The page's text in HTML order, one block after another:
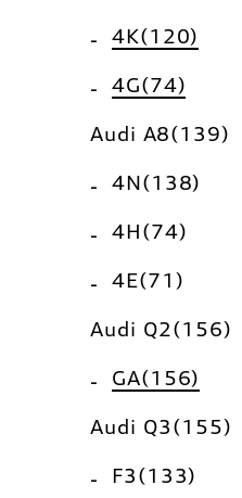
4K(120)
4G(74)
Audi A8(139)
4N(138)
4H(74)
4E(71)
Audi Q2(156)
GA(156)
Audi Q3(155)
F3(133)